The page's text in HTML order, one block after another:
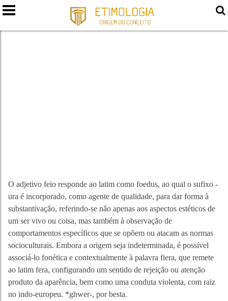
FEIO E FEIURA
O adjetivo feio responde ao latim como foedus, ao qual o sufixo -
ura é incorporado, como agente de qualidade, para dar forma à
substantivação, referindo-se não apenas aos aspectos estéticos de
um ser vivo ou coisa, mas também à observação de
comportamentos específicos que se opõem ou atacam as normas
socioculturais. Embora a origem seja indeterminada, é possível
associá-lo fonética e contextualmente à palavra fiera, que remete
ao latim fera, configurando um sentido de rejeição ou atenção
produto da aparência, bem como uma conduta violenta, com raiz
no indo-europeu. *ghwer-, por besta.